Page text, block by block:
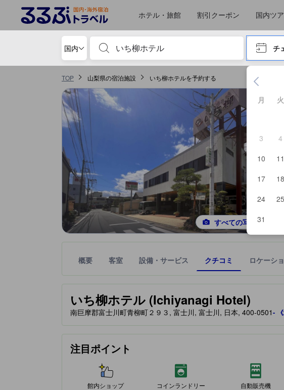
ホテル・旅館 割引クーポン 国内ツ
国内
宿泊施設名やキーワードを入力し、矢印キーやタブキーで進み
チ
エンターキ
月 火
3
4
10
11
17
18
24
25
31
TOP 山梨県の宿泊施設 いち柳ホテルを予約する
すべての写真を見る
概要 客室 設備・サービス クチコミ ロケーシ
いち柳ホテル (Ichiyanagi Hotel)
tooltip
星評価は、提携サイトから受け取った情報であり、宿泊施設に備わ
南巨摩郡富士川町青柳町２９３, 富士川, 富士川, 日本, 400-0501-
注目ポイント
館内ショップ コインランドリー 自動販売機
るるぶトラベルに掲載されているクチコミは実際に予約をし、宿泊を終えたゲストから